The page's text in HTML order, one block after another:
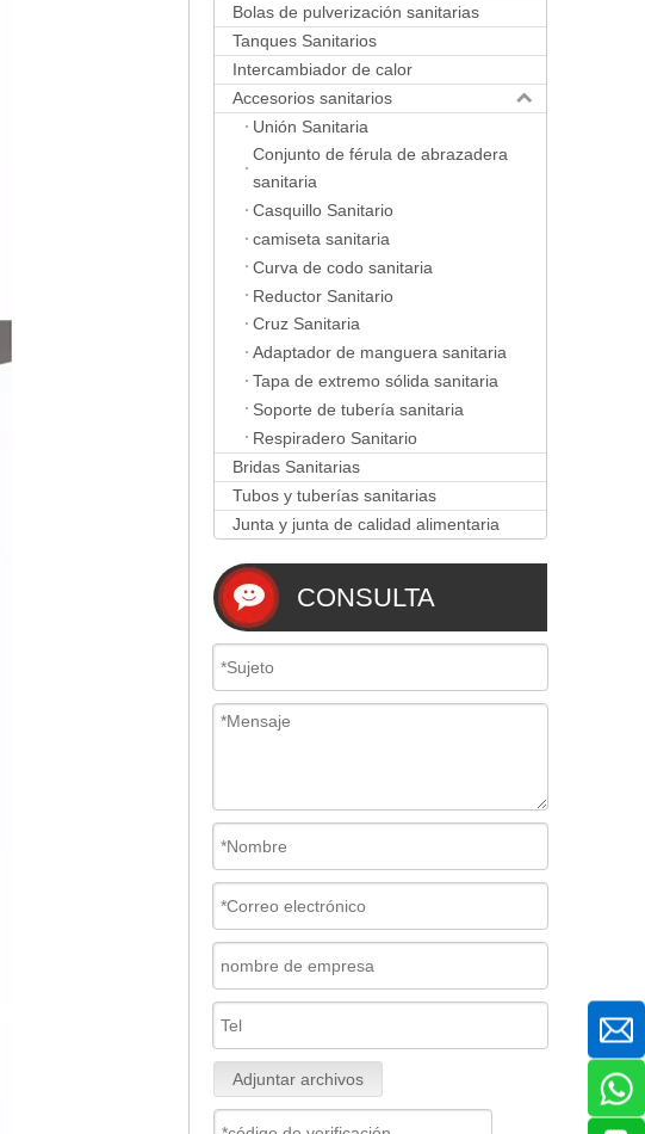
Bolas de pulverización sanitarias
Tanques Sanitarios
Intercambiador de calor
Accesorios sanitarios
Unión Sanitaria
Conjunto de férula de abrazadera
sanitaria
Casquillo Sanitario
camiseta sanitaria
Curva de codo sanitaria
Reductor Sanitario
Cruz Sanitaria
Adaptador de manguera sanitaria
Tapa de extremo sólida sanitaria
Soporte de tubería sanitaria
Respiradero Sanitario
Bridas Sanitarias
Tubos y tuberías sanitarias
Junta y junta de calidad alimentaria
CONSULTA
Adjuntar archivos